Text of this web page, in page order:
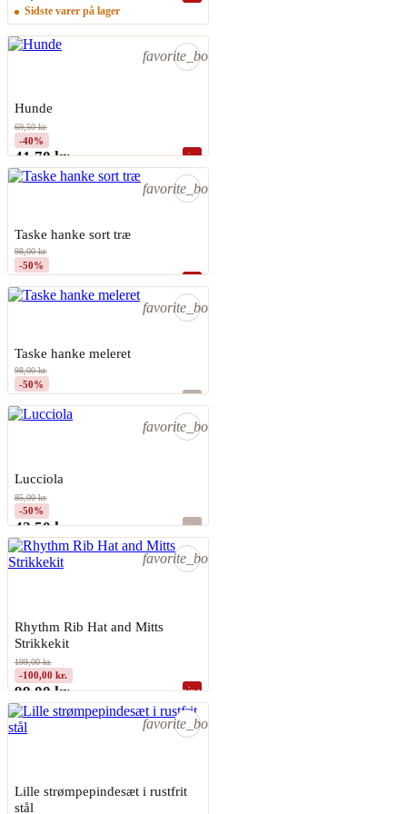
Sidste varer på lager
favorite_border
Hunde
VERHEES
69,50 kr.
-40%
41,70 kr. shopping_bag
På lager
favorite_border
Taske hanke sort træ
98,00 kr.
-50%
49,00 kr.
På lager
favorite_border
Taske hanke meleret
98,00 kr.
-50%
49,00 kr.
Sidste varer på lager
favorite_border
Lucciola
LANA GROSSA
85,00 kr.
-50%
42,50 kr. shopping_bag
På lager
favorite_border
Rhythm Rib Hat and Mitts
Strikkekit
PERMIN
199,00 kr.
-100,00 kr.
99,00 kr. shopping_bag
Sidste varer på lager
favorite_border
Lille strømpepindesæt i rustfrit
stål